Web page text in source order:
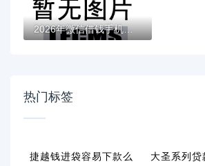
2026年微信借钱手机软件，真正能放款的10个...
热门标签
捷越钱进袋容易下款么 大圣系列